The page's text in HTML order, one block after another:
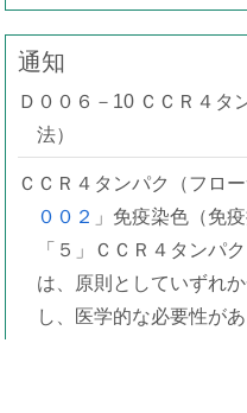
通知
Ｄ００６－10 ＣＣＲ４タ
法）
ＣＣＲ４タンパク（フロ
００２ 」免疫染色（免
「５」ＣＣＲ４タンパ
は、原則としていずれ
し、医学的な必要性が